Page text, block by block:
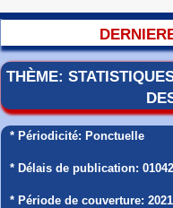
THÈME:
* Périodicité: Ponctuelle
* Délais de publication:
* Période de couverture: 2021